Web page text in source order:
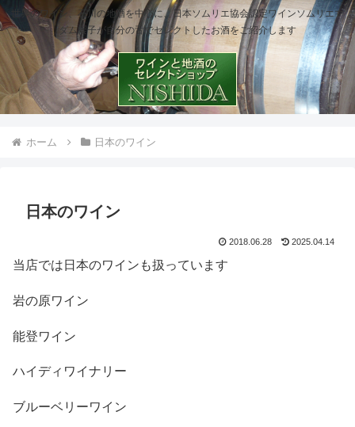
世界のワイン、石川の地酒を中心に、日本ソムリエ協会認定ワインソムリエマ
ダム櫻子が自分の舌でセレクトしたお酒をご紹介します
ホーム 日本のワイン
日本のワイン
2018.06.28 2025.04.14
当店では日本のワインも扱っています
岩の原ワイン
能登ワイン
ハイディワイナリー
ブルーベリーワイン